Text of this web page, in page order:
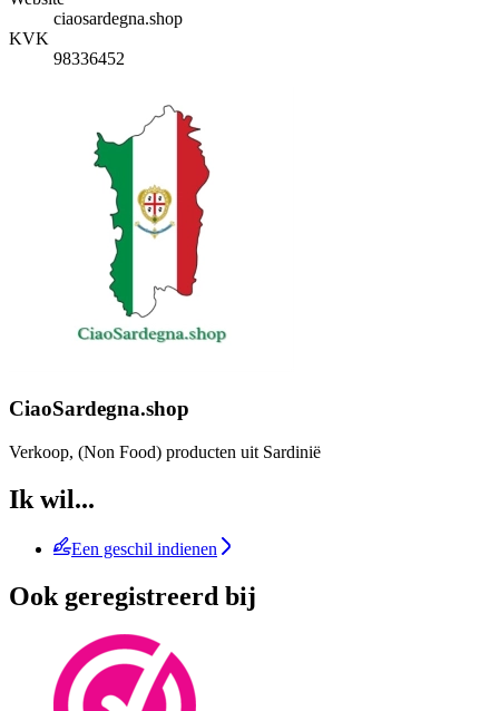
ciaosardegna.shop
KVK
98336452
CiaoSardegna.shop
Verkoop, (Non Food) producten uit Sardinië
Ik wil...
Een geschil indienen
Ook geregistreerd bij